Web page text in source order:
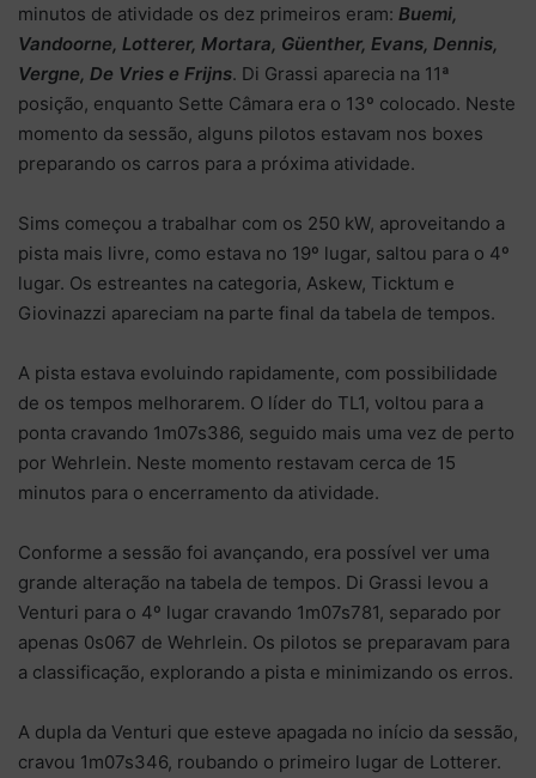
minutos de atividade os dez primeiros eram: Buemi,
Vandoorne, Lotterer, Mortara, Güenther, Evans, Dennis,
Vergne, De Vries e Frijns. Di Grassi aparecia na 11ª
posição, enquanto Sette Câmara era o 13º colocado. Neste
momento da sessão, alguns pilotos estavam nos boxes
preparando os carros para a próxima atividade.
Sims começou a trabalhar com os 250 kW, aproveitando a
pista mais livre, como estava no 19º lugar, saltou para o 4º
lugar. Os estreantes na categoria, Askew, Ticktum e
Giovinazzi apareciam na parte final da tabela de tempos.
A pista estava evoluindo rapidamente, com possibilidade
de os tempos melhorarem. O líder do TL1, voltou para a
ponta cravando 1m07s386, seguido mais uma vez de perto
por Wehrlein. Neste momento restavam cerca de 15
minutos para o encerramento da atividade.
Conforme a sessão foi avançando, era possível ver uma
grande alteração na tabela de tempos. Di Grassi levou a
Venturi para o 4º lugar cravando 1m07s781, separado por
apenas 0s067 de Wehrlein. Os pilotos se preparavam para
a classificação, explorando a pista e minimizando os erros.
A dupla da Venturi que esteve apagada no início da sessão,
cravou 1m07s346, roubando o primeiro lugar de Lotterer.